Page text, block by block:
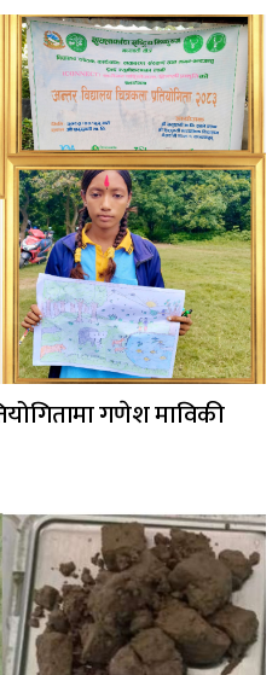
गणेश माविकी